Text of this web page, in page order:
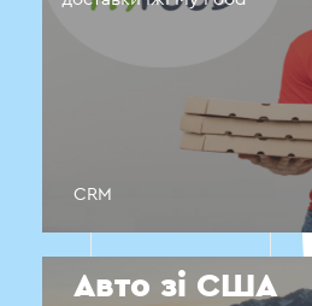
CRM
Авто зі США